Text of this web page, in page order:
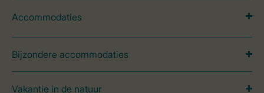
Accommodaties
Bijzondere accommodaties
Vakantie in de natuur